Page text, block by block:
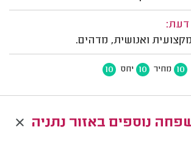
דעת:
ואנושית, מדהים.
10 מחיר 10 יחס 10
נוספים באזור נתניה